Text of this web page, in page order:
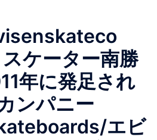
ケーター南勝
年に発足され
ンパニー
エビ